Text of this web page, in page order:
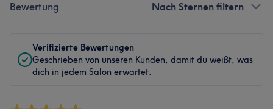
Bewertung Nach Sternen filtern
Verifizierte Bewertungen
Geschrieben von unseren Kunden, damit du weißt, was
dich in jedem Salon erwartet.